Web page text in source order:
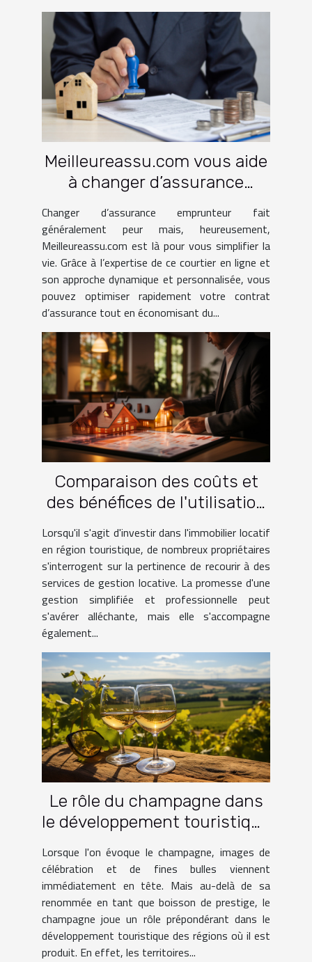
Meilleureassu.com vous aide
à changer d’assurance
Changer d’assurance emprunteur fait
généralement peur mais, heureusement,
Meilleureassu.com est là pour vous simplifier la
vie. Grâce à l’expertise de ce courtier en ligne et
son approche dynamique et personnalisée, vous
pouvez optimiser rapidement votre contrat
d’assurance tout en économisant du...
Comparaison des coûts et
des bénéfices de l'utilisation
locative en région touristique
Lorsqu'il s'agit d'investir dans l'immobilier locatif
en région touristique, de nombreux propriétaires
s'interrogent sur la pertinence de recourir à des
services de gestion locative. La promesse d'une
gestion simplifiée et professionnelle peut
s'avérer alléchante, mais elle s'accompagne
également...
Le rôle du champagne dans
le développement touristique
des régions viticoles
Lorsque l'on évoque le champagne, images de
célébration et de fines bulles viennent
immédiatement en tête. Mais au-delà de sa
renommée en tant que boisson de prestige, le
champagne joue un rôle prépondérant dans le
développement touristique des régions où il est
produit. En effet, les territoires...